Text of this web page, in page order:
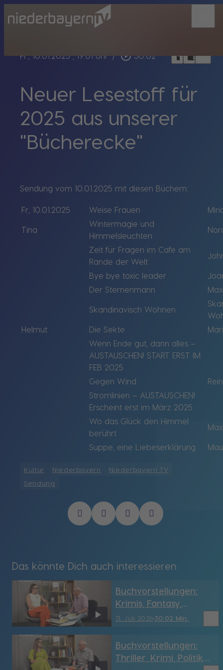
Fr., 10.01.2025, 19:01 Uhr / play_circle_outline 30:02 headphoneschrome_reader_modebookmark_border
Neuer Lesestoff für
2025 aus unserer
"Bücherecke"
Sendung vom 10.01.2025 mit diesen Büchern:
Fr, 10.01.2025 Weise Frauen
Tina
Wintermagie und
Himmelsleuchten
Zeit für Fragen im Cafe am
Rande der Welt
Bye bye toxic leader
Der Sternenmann
Skandinavisch Wohnen
Helmut
Die Sekte
Wenn Ende gut, dann alles –
AUSTAUSCHEN! START ERST IM
FEB 2025
Gegen Wind
Stromlinien – AUSTAUSCHEN!
Erscheint erst im März 2025
Wo das Glück den Himmel
berührt
Suppe, eine Liebeserklärung
Kultur Niederbayern
Niederbayern TV
Sendung
Das könnte Dich auch interessieren
31. Juli 202630:02 Min.
Buchvorstellungen:
Krimis, Fantasy,
Geschichte & mehr
Buchvorstellungen:
Thriller, Krimi, Politik